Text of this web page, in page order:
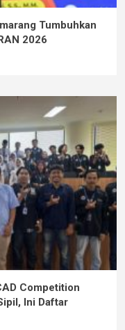
Tumbuhkan
2026
Competition
Ini Daftar